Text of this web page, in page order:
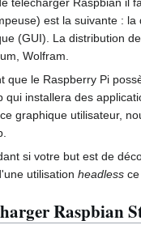
télécharger Raspbian il
est la suivante :
(GUI). La distribution
Wolfram.
que le Raspberry Pi
qui installera des
graphique utilisateur,
si votre but est de
utilisation headless
Raspbian